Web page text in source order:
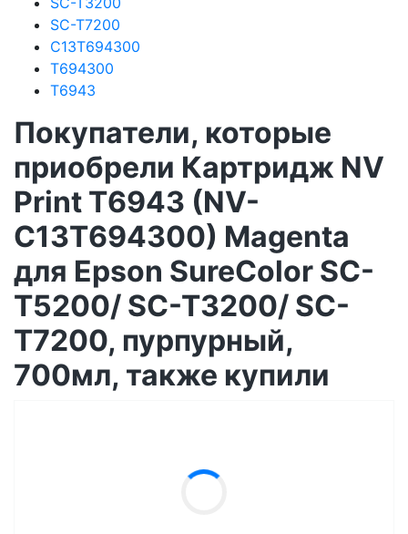
SC-T7200
C13T694300
T694300
T6943
Покупатели, которые
приобрели Картридж NV
Print T6943 (NV-
C13T694300) Magenta
для Epson SureColor SC-
T5200/ SC-T3200/ SC-
T7200, пурпурный,
700мл, также купили